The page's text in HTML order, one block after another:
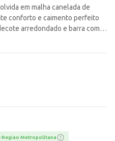
em malha canelada de
conforto e caimento perfeito
arredondado e barra com
visual delicado e encantador.
leves e cheios de graça para
96% viscose,
Regiao Metropolitana